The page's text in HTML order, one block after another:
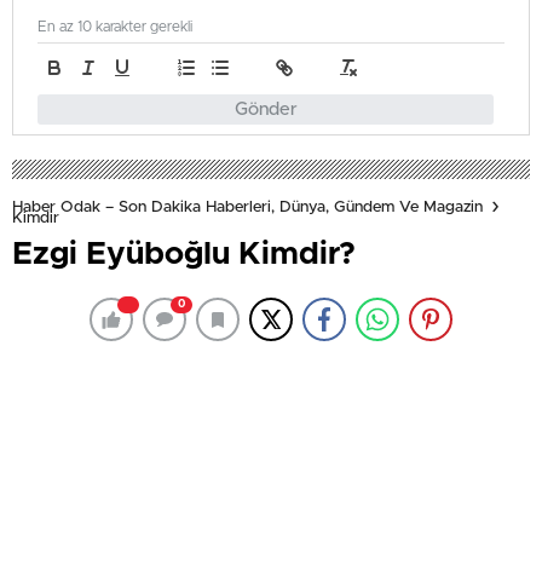
Gönder
En az 10 karakter gerekli
Haber Odak – Son Dakika Haberleri, Dünya, Gündem Ve Magazin
Kimdir
Ezgi Eyüboğlu Kimdir?
0